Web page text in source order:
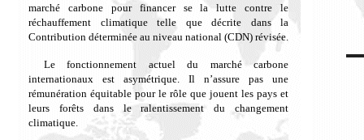
marché carbone pour financer se la lutte contre le
réchauffement climatique telle que décrite dans la
Contribution déterminée au niveau national (CDN) révisée.
Le fonctionnement actuel du marché carbone
internationaux est asymétrique. Il n’assure pas une
rémunération équitable pour le rôle que jouent les pays et
leurs forêts dans le ralentissement du changement
climatique.